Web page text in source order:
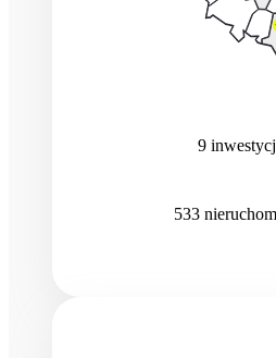
9
533